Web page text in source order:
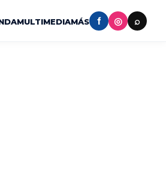
MULTIMEDIAMÁS f ◎ ⌕